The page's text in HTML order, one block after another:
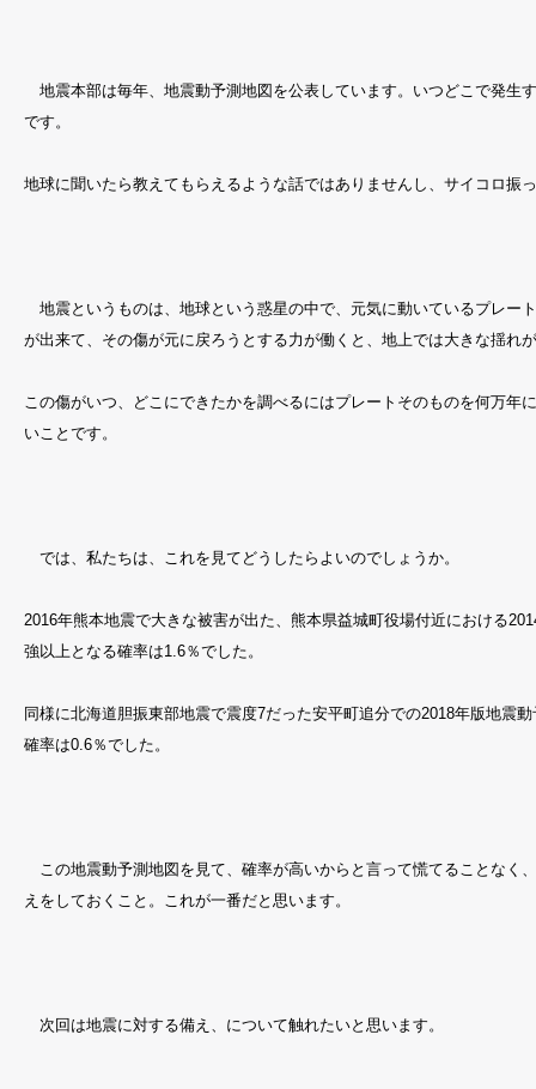
地震本部は毎年、地震動予測地図を公表しています。いつどこで発生
です。
地球に聞いたら教えてもらえるような話ではありませんし、サイコロ振
地震というものは、地球という惑星の中で、元気に動いているプレー
が出来て、その傷が元に戻ろうとする力が働くと、地上では大きな揺れ
この傷がいつ、どこにできたかを調べるにはプレートそのものを何万
いことです。
では、私たちは、これを見てどうしたらよいのでしょうか。
2016年熊本地震で大きな被害が出た、熊本県益城町役場付近における
強以上となる確率は1.6％でした。
同様に北海道胆振東部地震で震度7だった安平町追分での2018年版地震
確率は0.6％でした。
この地震動予測地図を見て、確率が高いからと言って慌てることなく
えをしておくこと。これが一番だと思います。
次回は地震に対する備え、について触れたいと思います。